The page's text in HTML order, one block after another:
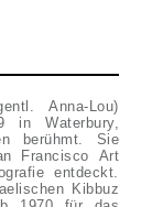
Anna-Lou)
in Waterbury,
berühmt. Sie
Francisco Art
entdeckt.
Kibbuz